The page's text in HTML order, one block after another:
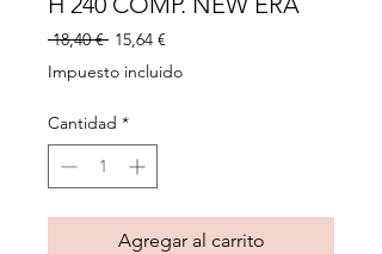
18,40 € Precio
15,64 €
de
oferta
Impuesto incluido
Cantidad *
Agregar al carrito